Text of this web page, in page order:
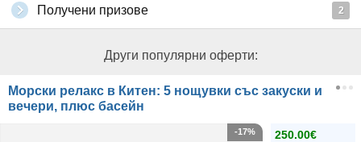
Получени призове 2
Други популярни оферти:
Морски релакс в Китен: 5 нощувки със закуски и
вечери, плюс басейн
250.00€
-17%